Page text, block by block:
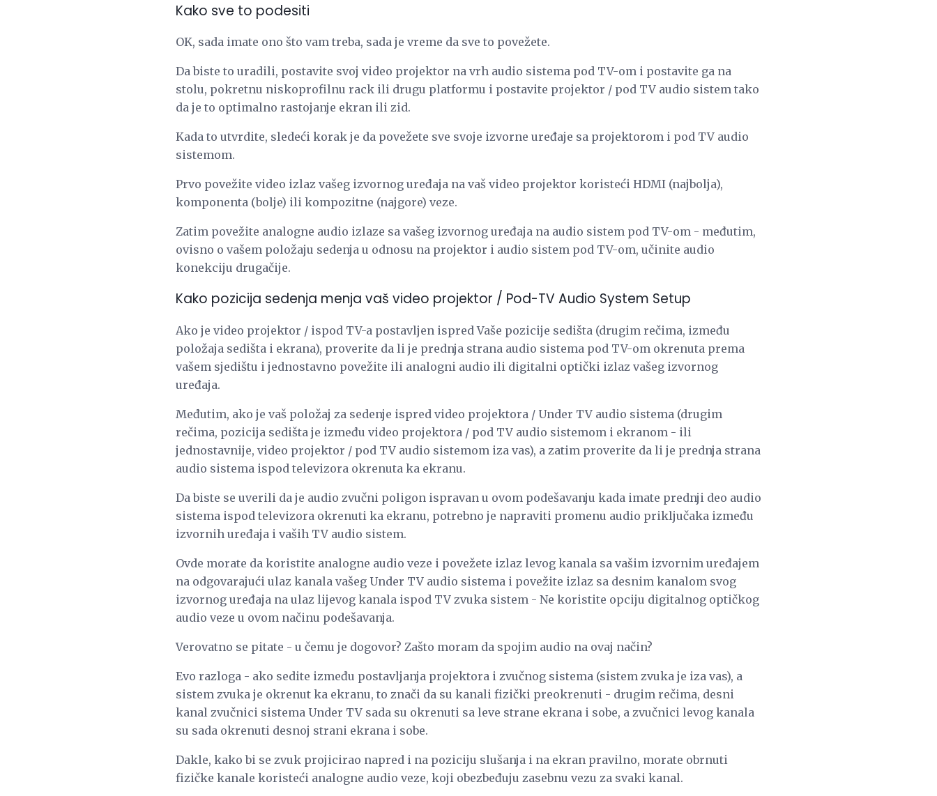
Kako sve to podesiti
OK, sada imate ono što vam treba, sada je vreme da sve to povežete.
Da biste to uradili, postavite svoj video projektor na vrh audio sistema pod TV-om i postavite ga na
stolu, pokretnu niskoprofilnu rack ili drugu platformu i postavite projektor / pod TV audio sistem tako
da je to optimalno rastojanje ekran ili zid.
Kada to utvrdite, sledeći korak je da povežete sve svoje izvorne uređaje sa projektorom i pod TV audio
sistemom.
Prvo povežite video izlaz vašeg izvornog uređaja na vaš video projektor koristeći HDMI (najbolja),
komponenta (bolje) ili kompozitne (najgore) veze.
Zatim povežite analogne audio izlaze sa vašeg izvornog uređaja na audio sistem pod TV-om - međutim,
ovisno o vašem položaju sedenja u odnosu na projektor i audio sistem pod TV-om, učinite audio
konekciju drugačije.
Kako pozicija sedenja menja vaš video projektor / Pod-TV Audio System Setup
Ako je video projektor / ispod TV-a postavljen ispred Vaše pozicije sedišta (drugim rečima, između
položaja sedišta i ekrana), proverite da li je prednja strana audio sistema pod TV-om okrenuta prema
vašem sjedištu i jednostavno povežite ili analogni audio ili digitalni optički izlaz vašeg izvornog
uređaja.
Međutim, ako je vaš položaj za sedenje ispred video projektora / Under TV audio sistema (drugim
rečima, pozicija sedišta je između video projektora / pod TV audio sistemom i ekranom - ili
jednostavnije, video projektor / pod TV audio sistemom iza vas), a zatim proverite da li je prednja strana
audio sistema ispod televizora okrenuta ka ekranu.
Da biste se uverili da je audio zvučni poligon ispravan u ovom podešavanju kada imate prednji deo audio
sistema ispod televizora okrenuti ka ekranu, potrebno je napraviti promenu audio priključaka između
izvornih uređaja i vaših TV audio sistem.
Ovde morate da koristite analogne audio veze i povežete izlaz levog kanala sa vašim izvornim uređajem
na odgovarajući ulaz kanala vašeg Under TV audio sistema i povežite izlaz sa desnim kanalom svog
izvornog uređaja na ulaz lijevog kanala ispod TV zvuka sistem - Ne koristite opciju digitalnog optičkog
audio veze u ovom načinu podešavanja.
Verovatno se pitate - u čemu je dogovor? Zašto moram da spojim audio na ovaj način?
Evo razloga - ako sedite između postavljanja projektora i zvučnog sistema (sistem zvuka je iza vas), a
sistem zvuka je okrenut ka ekranu, to znači da su kanali fizički preokrenuti - drugim rečima, desni
kanal zvučnici sistema Under TV sada su okrenuti sa leve strane ekrana i sobe, a zvučnici levog kanala
su sada okrenuti desnoj strani ekrana i sobe.
Dakle, kako bi se zvuk projicirao napred i na poziciju slušanja i na ekran pravilno, morate obrnuti
fizičke kanale koristeći analogne audio veze, koji obezbeđuju zasebnu vezu za svaki kanal.